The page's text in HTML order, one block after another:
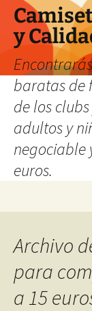
y
baratas de
de los
adultos y
negociable
euros.
Archivo
para
a 15